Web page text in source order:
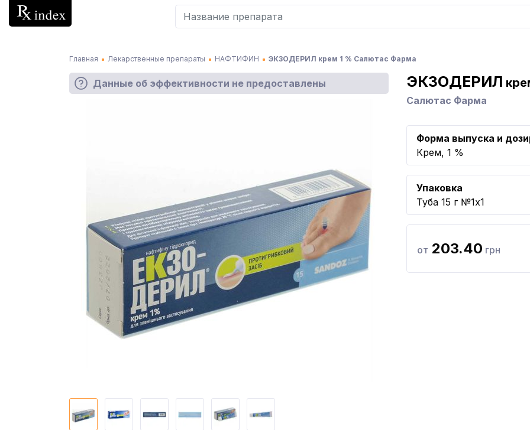
Главная Лекарственные препараты НАФТИФИН ЭКЗОДЕРИЛ крем 1 % Салютас Фарма
Данные об эффективности не предоставлены ЭКЗОДЕРИЛ
Салютас Фарма
Форма выпуска и
Крем, 1 %
Упаковка
Туба 15 г №1x1
от 203.40 грн